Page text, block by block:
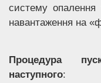
систему опалення
навантаження на
Процедура
наступного: